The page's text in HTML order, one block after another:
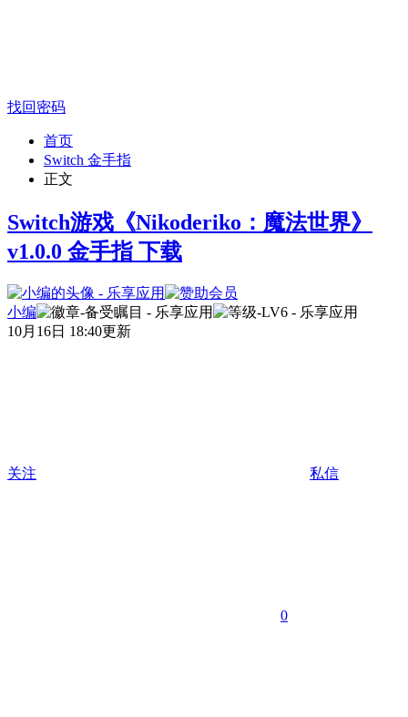
找回密码
首页
Switch 金手指
正文
Switch游戏《Nikoderiko：魔法世界》
v1.0.0 金手指 下载
小编
10月16日 18:40更新
关注 私信
0